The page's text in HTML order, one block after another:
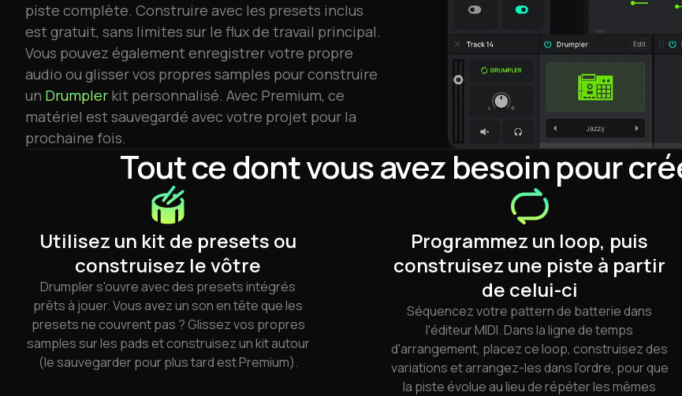
piste complète. Construire avec les presets inclus
est gratuit, sans limites sur le flux de travail principal.
Vous pouvez également enregistrer votre propre
audio ou glisser vos propres samples pour construire
un Drumpler kit personnalisé. Avec Premium, ce
matériel est sauvegardé avec votre projet pour la
prochaine fois.
Tout ce dont vous avez besoin pour
Utilisez un kit de presets ou
construisez le vôtre
Drumpler s'ouvre avec des presets intégrés
prêts à jouer. Vous avez un son en tête que les
presets ne couvrent pas ? Glissez vos propres
samples sur les pads et construisez un kit autour
(le sauvegarder pour plus tard est Premium).
Programmez un loop, puis
construisez une piste à partir
de celui-ci
Séquencez votre pattern de batterie dans
l'éditeur MIDI. Dans la ligne de temps
d'arrangement, placez ce loop, construisez des
variations et arrangez-les dans l'ordre, pour que
la piste évolue au lieu de répéter les mêmes